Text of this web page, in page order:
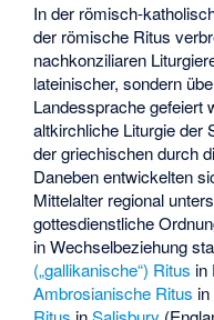
In der römisch-
der römische Ritus
nachkonziliaren
lateinischer, sondern
Landessprache gefeiert
altkirchliche Liturgie der
der griechischen durch
Daneben entwickelten
Mittelalter regional
gottesdienstliche
in Wechselbeziehung
(„gallikanische“) Ritus in
Ambrosianische Ritus